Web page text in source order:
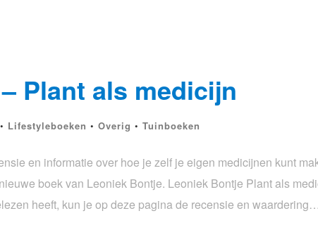
Plant als medicijn
• Lifestyleboeken • Overig • Tuinboeken
en informatie over hoe je zelf je eigen medicijnen kunt
boek van Leoniek Bontje. Leoniek Bontje Plant als
heeft, kun je op deze pagina de recensie en